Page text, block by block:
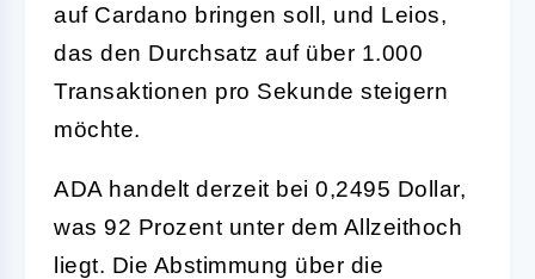
auf Cardano bringen soll, und Leios,
das den Durchsatz auf über 1.000
Transaktionen pro Sekunde steigern
möchte.
ADA handelt derzeit bei 0,2495 Dollar,
was 92 Prozent unter dem Allzeithoch
liegt. Die Abstimmung über die